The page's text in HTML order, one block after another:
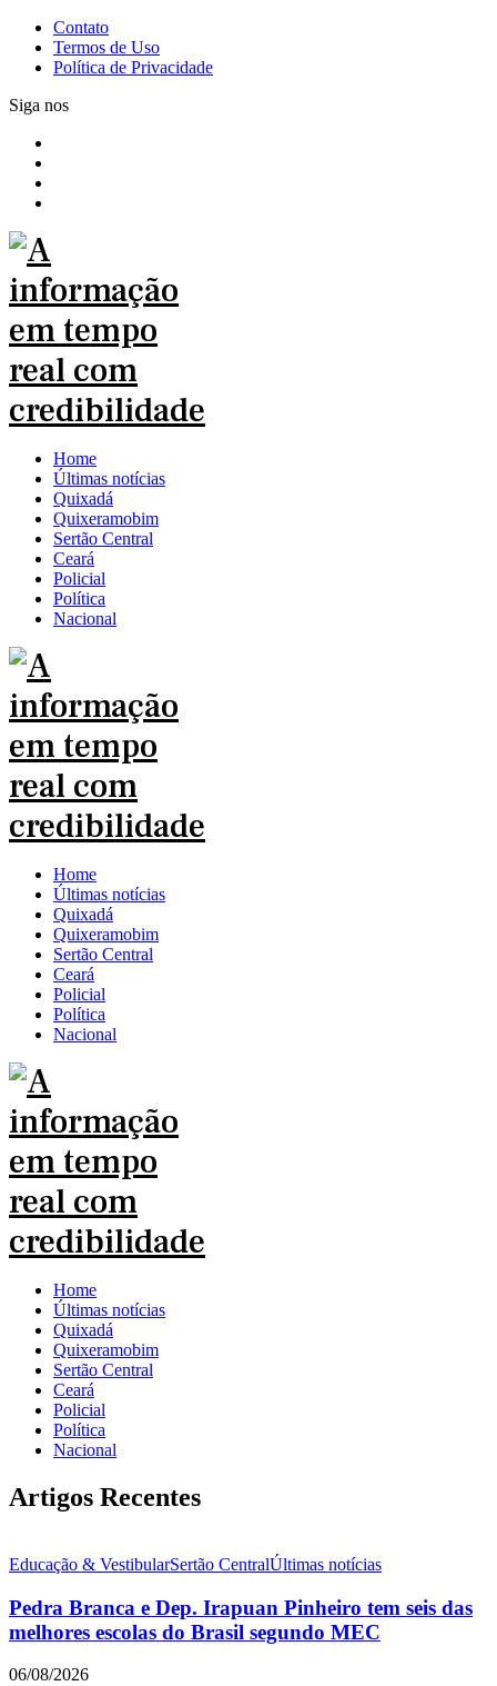
Contato
Termos de Uso
Política de Privacidade
Siga nos
Home
Últimas notícias
Quixadá
Quixeramobim
Sertão Central
Ceará
Policial
Política
Nacional
Home
Últimas notícias
Quixadá
Quixeramobim
Sertão Central
Ceará
Policial
Política
Nacional
Home
Últimas notícias
Quixadá
Quixeramobim
Sertão Central
Ceará
Policial
Política
Nacional
Artigos Recentes
Educação & VestibularSertão CentralÚltimas notícias
Pedra Branca e Dep. Irapuan Pinheiro tem seis das
melhores escolas do Brasil segundo MEC
06/08/2026